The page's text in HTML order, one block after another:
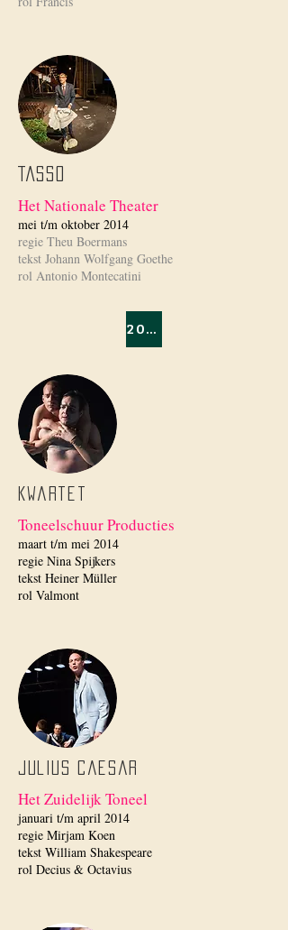
Tasso
Het Nationale Theater
mei t/m oktober 2014
regie Theu Boermans
tekst Johann Wolfgang Goethe
rol Antonio Montecatini
2013/2014
Kwartet
Toneelschuur Producties
maart t/m mei 2014
regie Nina Spijkers
tekst Heiner Müller
rol Valmont
Julius Caesar
Het Zuidelijk Toneel
januari t/m april 2014
regie Mirjam Koen
tekst William Shakespeare
rol Decius & Octavius